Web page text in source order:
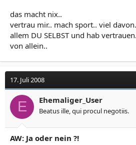
das macht nix..
vertrau mir.. mach sport.. viel
allem DU SELBST und hab
von allein..
17. Juli 2008
E Ehemaliger_User
Beatus ille, qui procul negotiis.
AW: Ja oder nein ?!